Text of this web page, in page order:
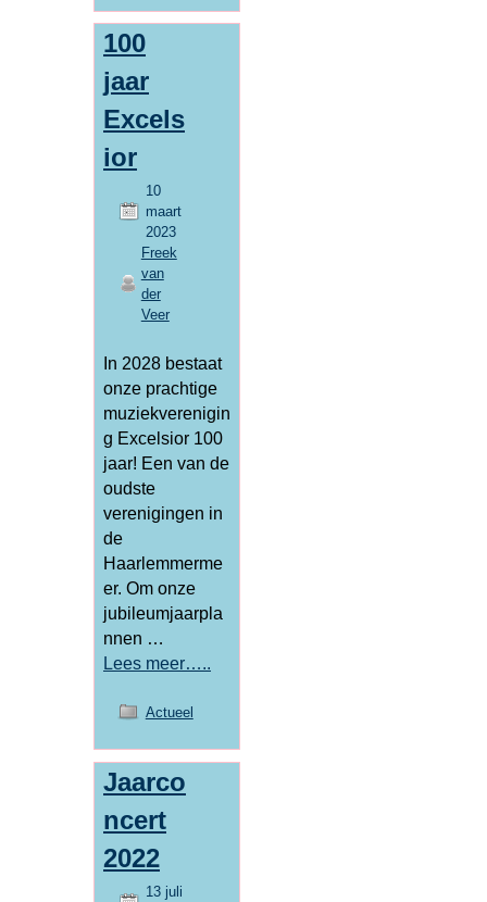
100
jaar
Excels
ior
10
maart
2023
Freek
van
der
Veer
In 2028 bestaat
onze prachtige
muziekverenigin
g Excelsior 100
jaar! Een van de
oudste
verenigingen in
de
Haarlemmerme
er. Om onze
jubileumjaarpla
nnen …
Lees meer…..
Actueel
Jaarco
ncert
2022
13 juli